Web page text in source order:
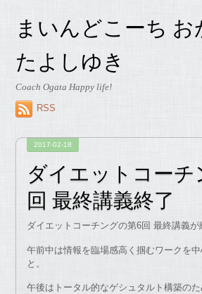
まいんどこーち お
たよしゆき
Coach Ogata Happy life!
RSS
2017-02-18
ダイエットコーチ
回 最終講義終了
ダイエットコーチングの第6回 最終講義が
午前中は情報を臨場感高く掴むワークを
と。
午後はトータル的なゲシュタルト構築の